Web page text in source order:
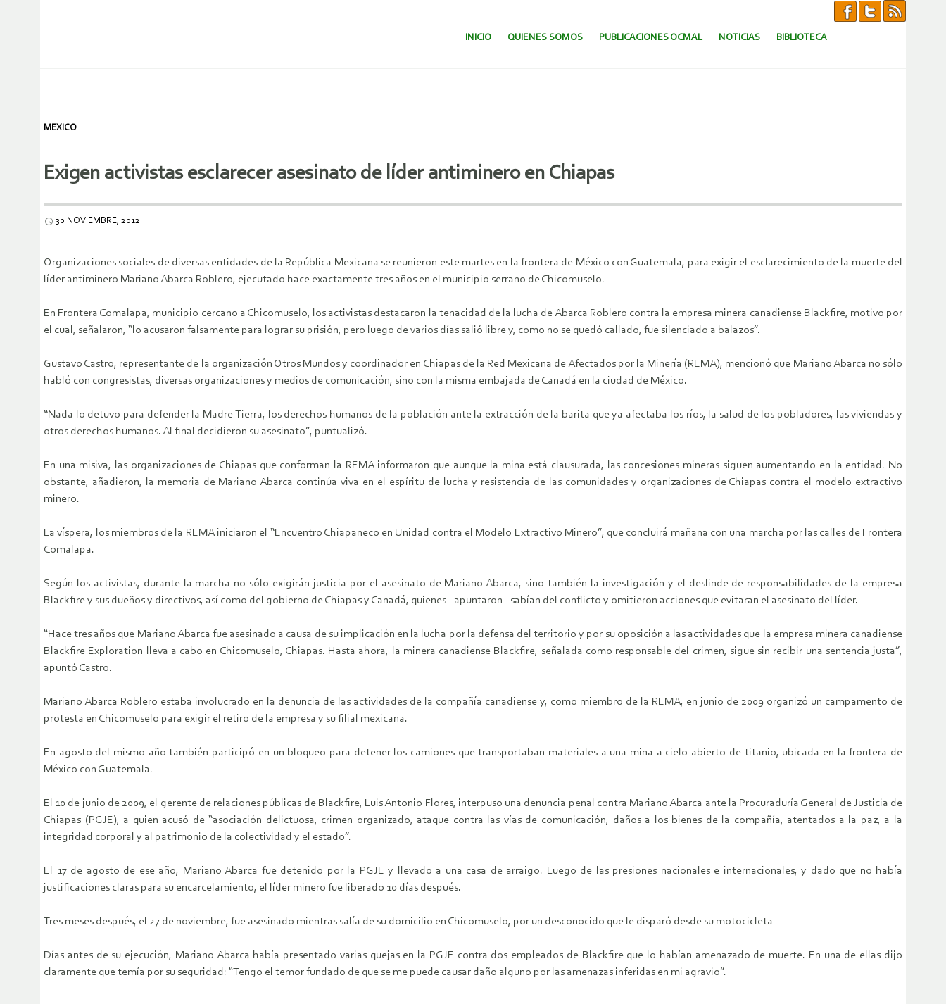
SALTAR AL CONTENIDO.
INICIO QUIENES SOMOS PUBLICACIONES OCMAL NOTICIAS BIBLIOTECA
MEXICO
Exigen activistas esclarecer asesinato de líder antiminero en Chiapas
30 NOVIEMBRE, 2012
Organizaciones sociales de diversas entidades de la República Mexicana se reunieron este martes en la frontera de México con Guatemala, para exigir el esclarecimiento de la muerte del
líder antiminero Mariano Abarca Roblero, ejecutado hace exactamente tres años en el municipio serrano de Chicomuselo.
En Frontera Comalapa, municipio cercano a Chicomuselo, los activistas destacaron la tenacidad de la lucha de Abarca Roblero contra la empresa minera canadiense Blackfire, motivo por
el cual, señalaron, “lo acusaron falsamente para lograr su prisión, pero luego de varios días salió libre y, como no se quedó callado, fue silenciado a balazos”.
Gustavo Castro, representante de la organización Otros Mundos y coordinador en Chiapas de la Red Mexicana de Afectados por la Minería (REMA), mencionó que Mariano Abarca no sólo
habló con congresistas, diversas organizaciones y medios de comunicación, sino con la misma embajada de Canadá en la ciudad de México.
“Nada lo detuvo para defender la Madre Tierra, los derechos humanos de la población ante la extracción de la barita que ya afectaba los ríos, la salud de los pobladores, las viviendas y
otros derechos humanos. Al final decidieron su asesinato”, puntualizó.
En una misiva, las organizaciones de Chiapas que conforman la REMA informaron que aunque la mina está clausurada, las concesiones mineras siguen aumentando en la entidad. No
obstante, añadieron, la memoria de Mariano Abarca continúa viva en el espíritu de lucha y resistencia de las comunidades y organizaciones de Chiapas contra el modelo extractivo
minero.
La víspera, los miembros de la REMA iniciaron el “Encuentro Chiapaneco en Unidad contra el Modelo Extractivo Minero”, que concluirá mañana con una marcha por las calles de Frontera
Comalapa.
Según los activistas, durante la marcha no sólo exigirán justicia por el asesinato de Mariano Abarca, sino también la investigación y el deslinde de responsabilidades de la empresa
Blackfire y sus dueños y directivos, así como del gobierno de Chiapas y Canadá, quienes –apuntaron– sabían del conflicto y omitieron acciones que evitaran el asesinato del líder.
“Hace tres años que Mariano Abarca fue asesinado a causa de su implicación en la lucha por la defensa del territorio y por su oposición a las actividades que la empresa minera canadiense
Blackfire Exploration lleva a cabo en Chicomuselo, Chiapas. Hasta ahora, la minera canadiense Blackfire, señalada como responsable del crimen, sigue sin recibir una sentencia justa”,
apuntó Castro.
Mariano Abarca Roblero estaba involucrado en la denuncia de las actividades de la compañía canadiense y, como miembro de la REMA, en junio de 2009 organizó un campamento de
protesta en Chicomuselo para exigir el retiro de la empresa y su filial mexicana.
En agosto del mismo año también participó en un bloqueo para detener los camiones que transportaban materiales a una mina a cielo abierto de titanio, ubicada en la frontera de
México con Guatemala.
El 10 de junio de 2009, el gerente de relaciones públicas de Blackfire, Luis Antonio Flores, interpuso una denuncia penal contra Mariano Abarca ante la Procuraduría General de Justicia de
Chiapas (PGJE), a quien acusó de “asociación delictuosa, crimen organizado, ataque contra las vías de comunicación, daños a los bienes de la compañía, atentados a la paz, a la
integridad corporal y al patrimonio de la colectividad y el estado”.
El 17 de agosto de ese año, Mariano Abarca fue detenido por la PGJE y llevado a una casa de arraigo. Luego de las presiones nacionales e internacionales, y dado que no había
justificaciones claras para su encarcelamiento, el líder minero fue liberado 10 días después.
Tres meses después, el 27 de noviembre, fue asesinado mientras salía de su domicilio en Chicomuselo, por un desconocido que le disparó desde su motocicleta
Días antes de su ejecución, Mariano Abarca había presentado varias quejas en la PGJE contra dos empleados de Blackfire que lo habían amenazado de muerte. En una de ellas dijo
claramente que temía por su seguridad: “Tengo el temor fundado de que se me puede causar daño alguno por las amenazas inferidas en mi agravio”.